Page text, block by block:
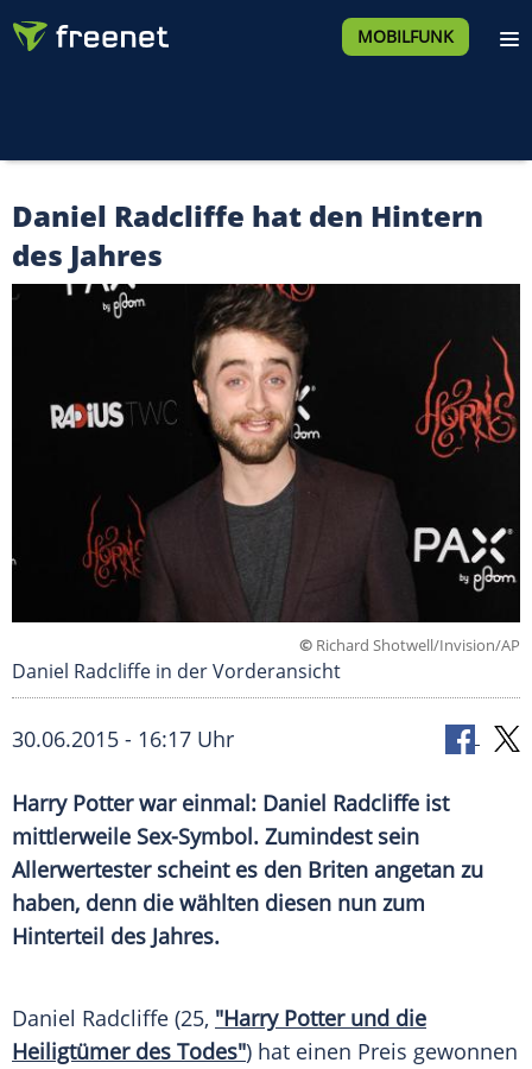
MOBILFUNK
Daniel Radcliffe hat den Hintern
des Jahres
© Richard Shotwell/Invision/AP
Daniel Radcliffe in der Vorderansicht
30.06.2015 - 16:17 Uhr
Harry Potter war einmal: Daniel Radcliffe ist
mittlerweile Sex-Symbol. Zumindest sein
Allerwertester scheint es den Briten angetan zu
haben, denn die wählten diesen nun zum
Hinterteil des Jahres.
Daniel Radcliffe (25, "Harry Potter und die
Heiligtümer des Todes") hat einen Preis gewonnen